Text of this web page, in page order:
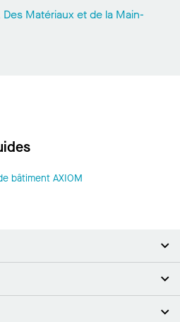
Matériaux et de la Main-
bâtiment AXIOM